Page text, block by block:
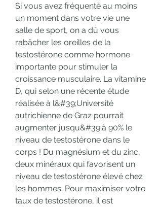
Si vous avez fréquenté au moins
un moment dans votre vie une
salle de sport, on a dû vous
rabâcher les oreilles de la
testostérone comme hormone
importante pour stimuler la
croissance musculaire. La vitamine
D, qui selon une récente étude
réalisée à l&#39;Université
autrichienne de Graz pourrait
augmenter jusqu&#39;à 90% le
niveau de testostérone dans le
corps ! Du magnésium et du zinc,
deux minéraux qui favorisent un
niveau de testostérone élevé chez
les hommes. Pour maximiser votre
taux de testostérone, il est